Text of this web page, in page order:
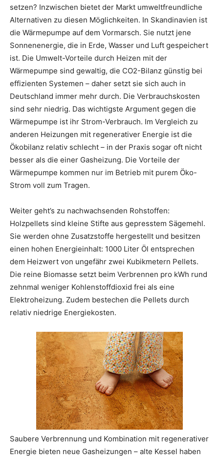
setzen? Inzwischen bietet der Markt umweltfreundliche
Alternativen zu diesen Möglichkeiten. In Skandinavien ist
die Wärmepumpe auf dem Vormarsch. Sie nutzt jene
Sonnenenergie, die in Erde, Wasser und Luft gespeichert
ist. Die Umwelt-Vorteile durch Heizen mit der
Wärmepumpe sind gewaltig, die CO2-Bilanz günstig bei
effizienten Systemen – daher setzt sie sich auch in
Deutschland immer mehr durch. Die Verbrauchskosten
sind sehr niedrig. Das wichtigste Argument gegen die
Wärmepumpe ist ihr Strom-Verbrauch. Im Vergleich zu
anderen Heizungen mit regenerativer Energie ist die
Ökobilanz relativ schlecht – in der Praxis sogar oft nicht
besser als die einer Gasheizung. Die Vorteile der
Wärmepumpe kommen nur im Betrieb mit purem Öko-
Strom voll zum Tragen.
Weiter geht’s zu nachwachsenden Rohstoffen:
Holzpellets sind kleine Stifte aus gepresstem Sägemehl.
Sie werden ohne Zusatzstoffe hergestellt und besitzen
einen hohen Energieinhalt: 1000 Liter Öl entsprechen
dem Heizwert von ungefähr zwei Kubikmetern Pellets.
Die reine Biomasse setzt beim Verbrennen pro kWh rund
zehnmal weniger Kohlenstoffdioxid frei als eine
Elektroheizung. Zudem bestechen die Pellets durch
relativ niedrige Energiekosten.
Saubere Verbrennung und Kombination mit regenerativer
Energie bieten neue Gasheizungen – alte Kessel haben